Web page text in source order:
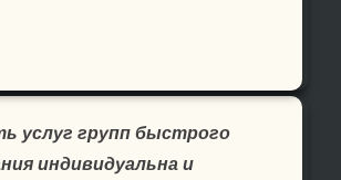
услуг групп быстрого
индивидуальна и